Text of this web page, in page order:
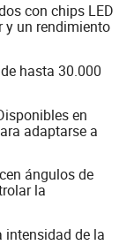
con chips LED
y un rendimiento
hasta 30.000
en
adaptarse a
ángulos de
la
intensidad de la